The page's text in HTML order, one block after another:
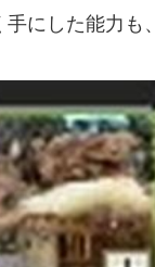
手にした能力も